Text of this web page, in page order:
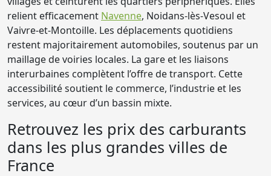
relient efficacement Navenne, Noidans-lès-Vesoul et
Vaivre-et-Montoille. Les déplacements quotidiens
restent majoritairement automobiles, soutenus par un
maillage de voiries locales. La gare et les liaisons
interurbaines complètent l’offre de transport. Cette
accessibilité soutient le commerce, l’industrie et les
services, au cœur d’un bassin mixte.
Retrouvez les prix des carburants
dans les plus grandes villes de
France